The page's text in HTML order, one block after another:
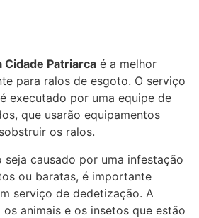
Patriarca é a melhor
para ralos de esgoto. O serviço
executado por uma equipe de
que usarão equipamentos
os ralos.
seja causado por uma infestação
ou baratas, é importante
serviço de dedetização. A
animais e os insetos que estão